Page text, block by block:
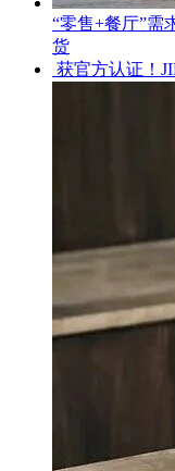
“零售+餐厅”需
货
获官方认证！